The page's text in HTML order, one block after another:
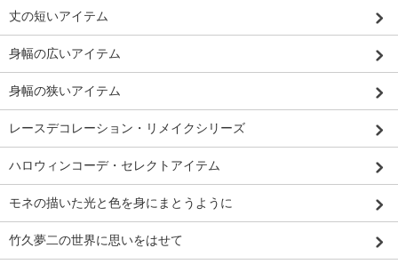
丈の短いアイテム
身幅の広いアイテム
身幅の狭いアイテム
レースデコレーション・リメイクシリーズ
ハロウィンコーデ・セレクトアイテム
モネの描いた光と色を身にまとうように
竹久夢二の世界に思いをはせて